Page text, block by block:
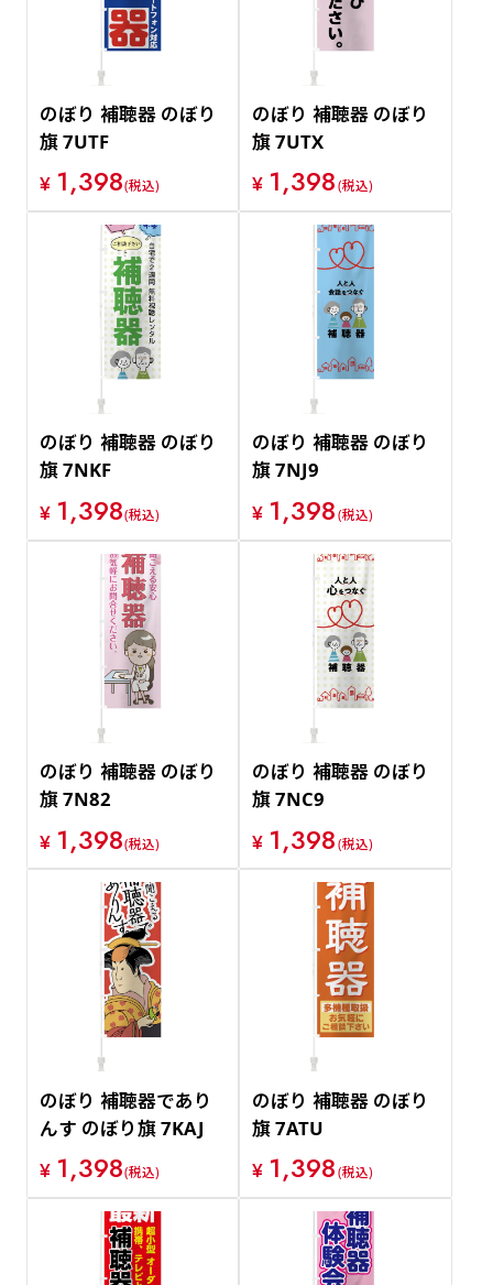
のぼり 補聴器 のぼり
旗 7UTF
¥ 1,398(税込)
のぼり 補聴器 のぼり
旗 7UTX
¥ 1,398(税込)
のぼり 補聴器 のぼり
旗 7NKF
¥ 1,398(税込)
のぼり 補聴器 のぼり
旗 7NJ9
¥ 1,398(税込)
のぼり 補聴器 のぼり
旗 7N82
¥ 1,398(税込)
のぼり 補聴器 のぼり
旗 7NC9
¥ 1,398(税込)
のぼり 補聴器であり
んす のぼり旗 7KAJ
¥ 1,398(税込)
のぼり 補聴器 のぼり
旗 7ATU
¥ 1,398(税込)